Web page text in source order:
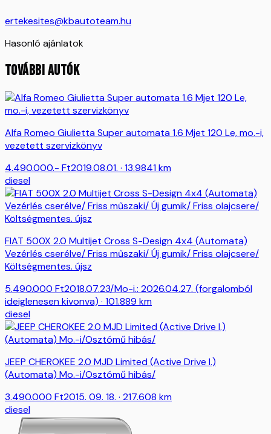
ertekesites@kbautoteam.hu
Hasonló ajánlatok
TOVÁBBI AUTÓK
Alfa Romeo Giulietta Super automata 1.6 Mjet 120 Le, mo.-i,
vezetett szervizkönyv
4.490.000.- Ft2019.08.01. · 13.9841 km
diesel
FIAT 500X 2.0 Multijet Cross S-Design 4x4 (Automata)
Vezérlés cserélve/ Friss műszaki/ Új gumik/ Friss olajcsere/
Költségmentes. újsz
5.490.000 Ft2018.07.23/Mo-i.: 2026.04.27. (forgalomból
ideiglenesen kivonva) · 101.889 km
diesel
JEEP CHEROKEE 2.0 MJD Limited (Active Drive I.)
(Automata) Mo.-i/Osztómű hibás/
3.490.000 Ft2015. 09. 18. · 217.608 km
diesel